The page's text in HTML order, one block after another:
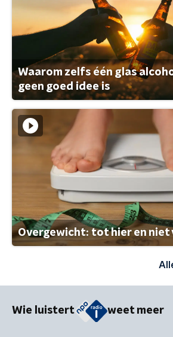
Waarom zelfs één glas
geen goed idee is
Overgewicht: tot hier en niet
Wie luistert weet meer